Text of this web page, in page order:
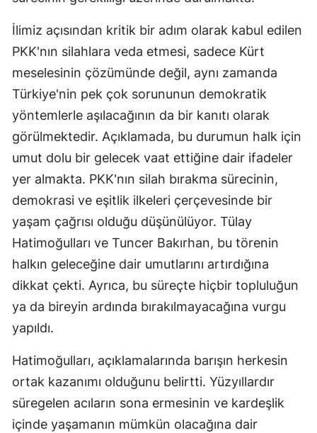
İlimiz açısından kritik bir adım olarak kabul edilen
PKK'nın silahlara veda etmesi, sadece Kürt
meselesinin çözümünde değil, aynı zamanda
Türkiye'nin pek çok sorununun demokratik
yöntemlerle aşılacağının da bir kanıtı olarak
görülmektedir. Açıklamada, bu durumun halk için
umut dolu bir gelecek vaat ettiğine dair ifadeler
yer almakta. PKK'nın silah bırakma sürecinin,
demokrasi ve eşitlik ilkeleri çerçevesinde bir
yaşam çağrısı olduğu düşünülüyor. Tülay
Hatimoğulları ve Tuncer Bakırhan, bu törenin
halkın geleceğine dair umutlarını artırdığına
dikkat çekti. Ayrıca, bu süreçte hiçbir topluluğun
ya da bireyin ardında bırakılmayacağına vurgu
yapıldı.
Hatimoğulları, açıklamalarında barışın herkesin
ortak kazanımı olduğunu belirtti. Yüzyıllardır
süregelen acıların sona ermesinin ve kardeşlik
içinde yaşamanın mümkün olacağına dair